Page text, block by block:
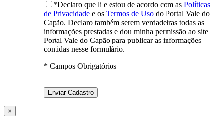
*Declaro que li e estou de acordo com as Políticas
de Privacidade e os Termos de Uso do Portal Vale do
Capão. Declaro também serem verdadeiras todas as
informações prestadas e dou minha permissão ao site
Portal Vale do Capão para publicar as informações
contidas nesse formulário.
* Campos Obrigatórios
×